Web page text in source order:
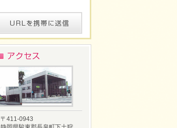
〒411-0943